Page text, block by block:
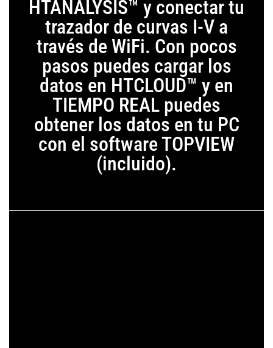
HTANALYSIS™ y conectar tu
trazador de curvas I-V a
través de WiFi. Con pocos
pasos puedes cargar los
datos en HTCLOUD™ y en
TIEMPO REAL puedes
obtener los datos en tu PC
con el software TOPVIEW
(incluido).